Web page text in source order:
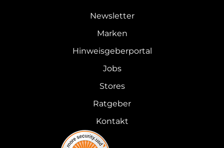
Newsletter
Marken
Hinweisgeberportal
Jobs
Stores
Ratgeber
Kontakt